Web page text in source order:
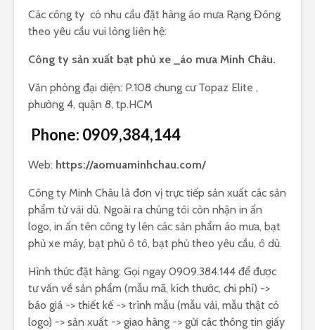
Các công ty có nhu cầu đặt hàng áo mưa Rạng Đông
theo yêu cầu vui lòng liên hệ:
Công ty sản xuất bạt phủ xe _áo mưa Minh Châu.
Văn phòng đại diện: P.108 chung cư Topaz Elite ,
phường 4, quận 8, tp.HCM
Phone: 0909,384,144
Web: https://aomuaminhchau.com/
Công ty Minh Châu là đơn vị trực tiếp sản xuất các sản
phẩm từ vải dù. Ngoài ra chúng tôi còn nhận in ấn
logo, in ấn tên công ty lên các sản phẩm áo mưa, bạt
phủ xe máy, bạt phủ ô tô, bạt phủ theo yêu cầu, ô dù.
Hình thức đặt hàng: Gọi ngay 0909.384.144 để được
tư vấn về sản phẩm (mẫu mã, kích thước, chi phí) ->
báo giá -> thiết kế -> trình mẫu (mẫu vải, mẫu thật có
logo) -> sản xuất -> giao hàng -> gửi các thông tin giấy